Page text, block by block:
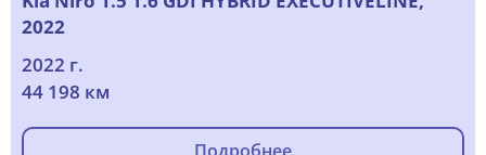
2022
2022 г.
44 198 км